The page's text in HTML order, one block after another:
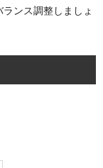
ンス調整しましょ